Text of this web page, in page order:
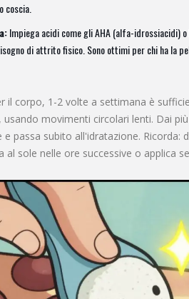
coscia.
Impiega acidi come gli AHA (alfa-idrossiacidi)
di attrito fisico. Sono ottimi per chi ha la
il corpo, 1-2 volte a settimana è
usando movimenti circolari lenti. Dai
e passa subito all'idratazione.
al sole nelle ore successive o applica